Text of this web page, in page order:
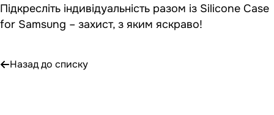
Підкресліть індивідуальність разом із Silicone Case
for Samsung – захист, з яким яскраво!
Назад до списку